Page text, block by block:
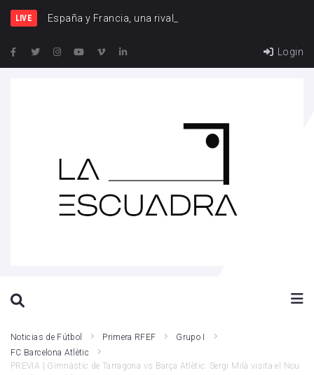
LIVE España y Francia, una rivalidad que vuelve a cr
Login
Noticias de Fútbol Primera RFEF
Grupo I
FC Barcelona Atlètic
PREVIA | Gimnàstic de Tarragona vs Barça Atlètic: Sergi Milà visita el Nou